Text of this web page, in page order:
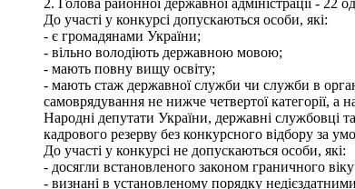
До участі у конкурсі допускаються особи, які:
- є громадянами України;
- вільно володіють державною мовою;
- мають повну вищу освіту;
- мають стаж державної служби чи служби в
самоврядування не нижче четвертої категорії, а
Народні депутати України, державні службовці
кадрового резерву без конкурсного відбору за
До участі у конкурсі не допускаються особи, які:
- досягли встановленого законом граничного
- визнані в установленому порядку